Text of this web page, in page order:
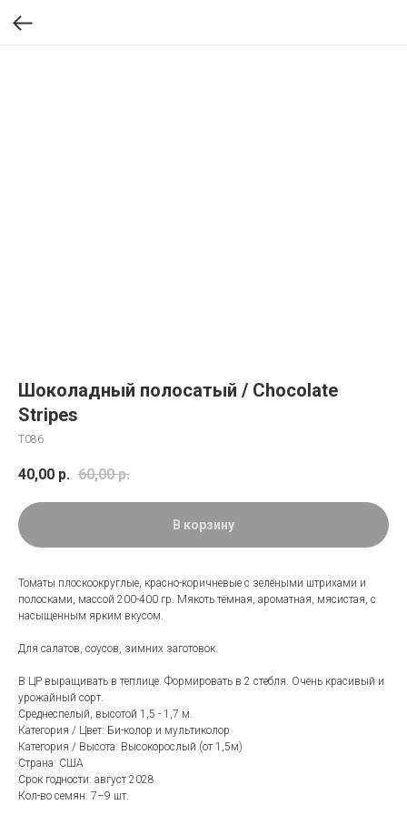
Шоколадный полосатый / Chocolate
Stripes
Т086
40,00 р. 60,00 р.
В корзину
Томаты плоскоокруглые, красно-коричневые с зелёными штрихами и
полосками, массой 200-400 гр. Мякоть тёмная, ароматная, мясистая, с
насыщенным ярким вкусом.
Для салатов, соусов, зимних заготовок.
В ЦР выращивать в теплице. Формировать в 2 стебля. Очень красивый и
урожайный сорт.
Среднеспелый, высотой 1,5 - 1,7 м.
Категория / Цвет: Би-колор и мультиколор
Категория / Высота: Bысокорослый (от 1,5м)
Страна: США
Срок годности: август 2028
Кол-во семян: 7–9 шт.